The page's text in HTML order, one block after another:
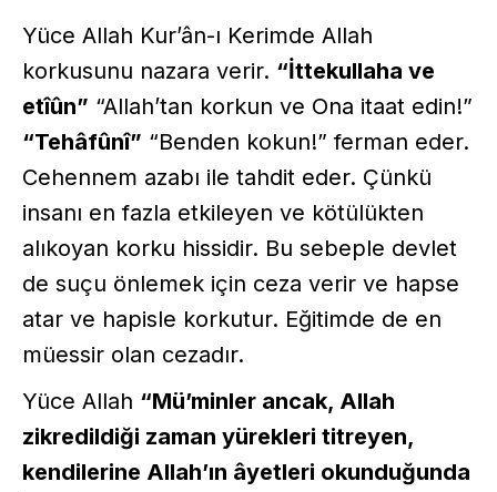
Yüce Allah Kur’ân-ı Kerimde Allah
korkusunu nazara verir. “İttekullaha ve
etîûn” “Allah’tan korkun ve Ona itaat edin!”
“Tehâfûnî” “Benden kokun!” ferman eder.
Cehennem azabı ile tahdit eder. Çünkü
insanı en fazla etkileyen ve kötülükten
alıkoyan korku hissidir. Bu sebeple devlet
de suçu önlemek için ceza verir ve hapse
atar ve hapisle korkutur. Eğitimde de en
müessir olan cezadır.
Yüce Allah “Mü’minler ancak, Allah
zikredildiği zaman yürekleri titreyen,
kendilerine Allah’ın âyetleri okunduğunda